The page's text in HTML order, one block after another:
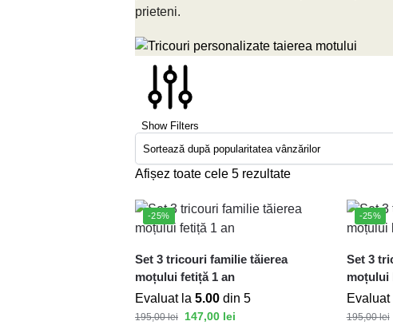
prieteni.
Show Filters
Afișez toate cele 5 rezultate
-25%
Set 3 tricouri familie tăierea
moțului fetiță 1 an
Evaluat la 5.00 din 5
195,00lei 147,00 lei
-25%
Set 3
moțului
Evaluat
195,00lei